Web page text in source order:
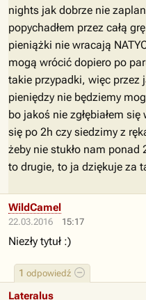
nights jak dobrze nie
popychadłem przez całą
pieniążki nie wracają
mogą wrócić dopiero po
takie przypadki, więc przez
pieniędzy nie będziemy
bo jakoś nie zgłębiałem
się po 2h czy siedzimy z
żeby nie stukło nam
to drugie, to ja dziękuje za
22.03.2016 15:17
1 odpowiedź
WildCamel
Niezły tytuł :)
Lateralus